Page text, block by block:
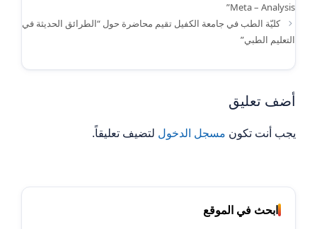
Meta – Analysis”
كليّة الطب في جامعة الكفيل تقيم محاضرة حول “الطرائق الحديثة في
التعليم الطبي”
أضف تعليق
يجب أنت تكون مسجل الدخول لتضيف تعليقاً.
ابحث في الموقع